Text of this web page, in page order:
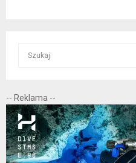
c
h
f
o
r
-- Reklama --